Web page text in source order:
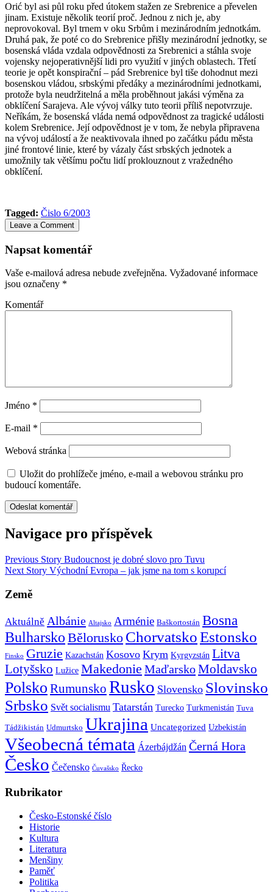
Orić byl asi půl roku před útokem stažen ze Srebrenice a převelen
jinam. Existuje několik teorií proč. Jednou z nich je, aby
neprovokoval. Byl trnem v oku Srbům i mezinárodním jednotkám.
Druhá pak, že poté co do Srebrenice přišly mezinárodní jednotky, se
bosenská vláda vzdala odpovědnosti za Srebrenici a stáhla svoje
vojensky nejoperativnější lidi pro využití v jiných oblastech. Třetí
teorie je opět konspirační – pád Srebrenice byl tiše dohodnut mezi
bosenskou vládou, srbskými předáky a mezinárodními jednotkami,
protože byla neudržitelná a měla proběhnout jakási výměna za
obklíčení Sarajeva. Ale vývoj války tuto teorii příliš nepotvrzuje.
Neříkám, že bosenská vláda nemá odpovědnost za tragické události
kolem Srebrenice. Její odpovědnost je v tom, že nebyla připravena
na vývoj událostí a že neaktivovala ihned po začátku pádu města
jiné frontové linie, které by vázaly část srbských jednotek a
umožnily tak většímu počtu lidí proklouznout z vražedného
obklíčení.
Tagged: Čislo 6/2003
Leave a Comment
Napsat komentář
Vaše e-mailová adresa nebude zveřejněna. Vyžadované informace
jsou označeny *
Komentář
Jméno *
E-mail *
Webová stránka
Uložit do prohlížeče jméno, e-mail a webovou stránku pro
budoucí komentáře.
Navigace pro příspěvek
Previous Story Budoucnost je dobré slovo pro Tuvu
Next Story Východní Evropa – jak jsme na tom s korupcí
Země
Aktuálně Albánie Altajsko Arménie Baškortostán Bosna
Bulharsko Bělorusko ChorvatskoEstonsko
Finsko Gruzie Kazachstán Kosovo Krym Kyrgyzstán Litva
Lotyšsko Lužice Makedonie MaďarskoMoldavsko
Polsko Rumunsko Rusko Slovensko Slovinsko
Srbsko Svět socialismu Tatarstán Turecko Turkmenistán Tuva
Tádžikistán Udmurtsko Ukrajina Uncategorized Uzbekistán
Všeobecná témata Ázerbájdžán Černá Hora
Česko Čečensko Čuvašsko Řecko
Rubrikator
Česko-Estonské číslo
Historie
Kultura
Literatura
Menšiny
Paměť
Politika